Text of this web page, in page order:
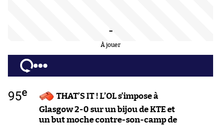
-
À jouer
95e
THAT’S IT ! L’OL s’impose à
Glasgow 2-0 sur un bijou de KTE et
un but moche contre-son-camp de